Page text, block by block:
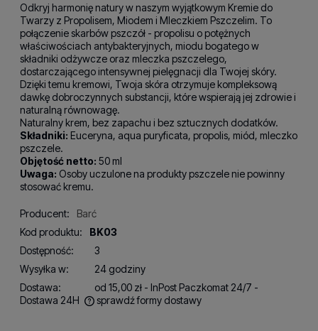
Odkryj harmonię natury w naszym wyjątkowym Kremie do
Twarzy z Propolisem, Miodem i Mleczkiem Pszczelim. To
połączenie skarbów pszczół - propolisu o potężnych
właściwościach antybakteryjnych, miodu bogatego w
składniki odżywcze oraz mleczka pszczelego,
dostarczającego intensywnej pielęgnacji dla Twojej skóry.
Dzięki temu kremowi, Twoja skóra otrzymuje kompleksową
dawkę dobroczynnych substancji, które wspierają jej zdrowie i
naturalną równowagę.
Naturalny krem, bez zapachu i bez sztucznych dodatków.
Składniki: Euceryna, aqua puryficata, propolis, miód, mleczko
pszczele.
Objętość netto: 50 ml
Uwaga: Osoby uczulone na produkty pszczele nie powinny
stosować kremu.
Producent:
Barć
Kod produktu:
BK03
Dostępność:
3
Wysyłka w:
24 godziny
Dostawa:
od 15,00 zł - InPost Paczkomat 24/7 -
Dostawa 24H
sprawdź formy dostawy